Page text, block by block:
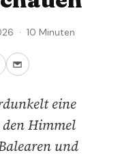
· 10 Minuten
eine
Himmel
und